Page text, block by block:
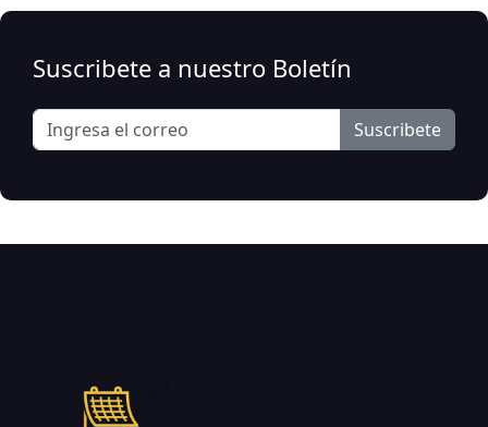
Suscribete a nuestro Boletín
Suscribete